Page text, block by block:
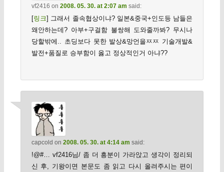
vf2416 on 2008. 05. 30. at 2:07 am said:
[링크] 그래서 졸속협상이냐? 일본&중국+인도등 남들은
왜안하는데? 아부+구걸함 불쌍해 도와줄까봐? 무시나
당할밖에.. 초딩보다 못한 발상&망언을ㅉㅉ 기술개발&
발전+품질로 승부함이 옳고 정상적인거 아냐??
capcold on 2008. 05. 30. at 4:14 am said:
!@#… vf2416님/ 좀 더 흥분이 가라앉고 생각이 정리되
신 후, 기왕이면 본문도 좀 읽고 다시 올려주시는 편이